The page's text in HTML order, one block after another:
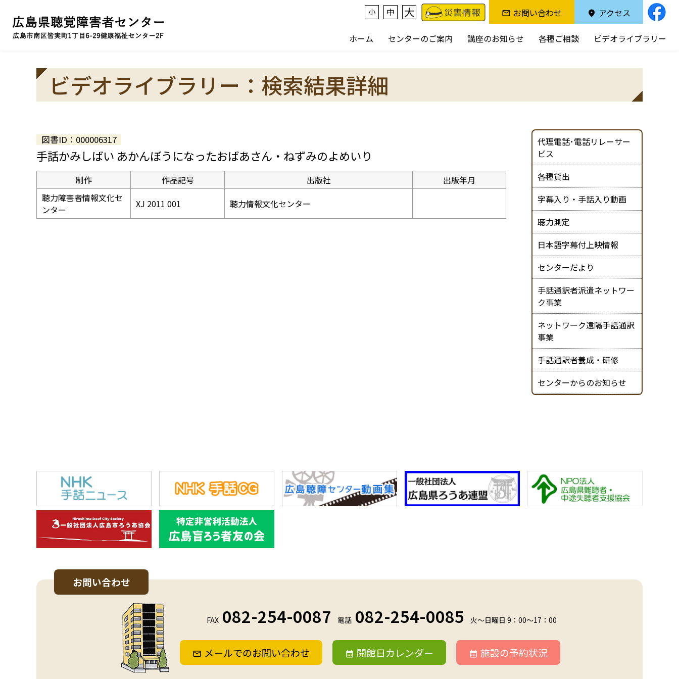
小 中 大 お問い合わせ アクセス
ホーム センターのご案内 講座のお知らせ 各種ご相談 ビデオライブラリー
ビデオライブラリー：検索結果詳細
図書ID：000006317
手話かみしばい あかんぼうになったおばあさん・ねずみのよめいり
制作 作品記号 出版社
出版年月
聴力障害者情報文化セ
ンター
XJ 2011 001 聴力情報文化センター
代理電話･電話リレーサー
ビス
各種貸出
字幕入り・手話入り動画
聴力測定
日本語字幕付上映情報
センターだより
手話通訳者派遣ネットワー
ク事業
ネットワーク遠隔手話通訳
事業
手話通訳者養成・研修
センターからのお知らせ
お問い合わせ
FAX 082-254-0087 電話 082-254-0085 火～日曜日 9：00～17：00
メールでのお問い合わせ 開館日カレンダー 施設の予約状況